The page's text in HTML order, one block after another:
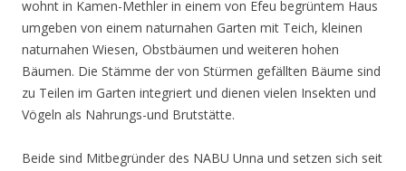
wohnt in Kamen-Methler in einem von Efeu begrüntem Haus
umgeben von einem naturnahen Garten mit Teich, kleinen
naturnahen Wiesen, Obstbäumen und weiteren hohen
Bäumen. Die Stämme der von Stürmen gefällten Bäume sind
zu Teilen im Garten integriert und dienen vielen Insekten und
Vögeln als Nahrungs-und Brutstätte.
Beide sind Mitbegründer des NABU Unna und setzen sich seit